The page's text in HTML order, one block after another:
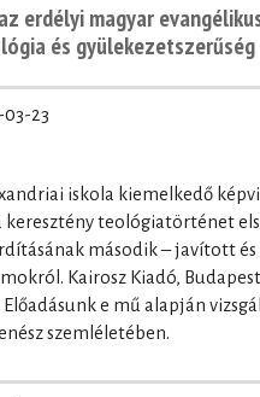
erdélyi magyar
és
23
iskola kiemelkedő
keresztény teológiatörténet
második – javított
Kairosz Kiadó,
e mű alapján
szemléletében.